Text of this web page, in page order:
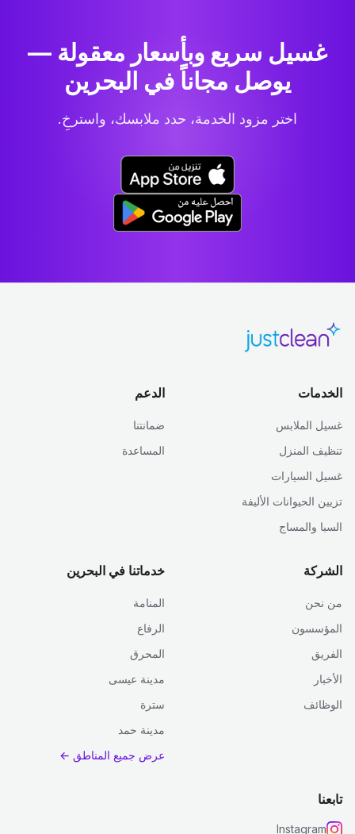
غسيل سريع وبأسعار معقولة —
يوصل مجاناً في البحرين
اختر مزود الخدمة، حدد ملابسك، واسترخِ.
الخدمات
غسيل الملابس
تنظيف المنزل
غسيل السيارات
تزيين الحيوانات الأليفة
السبا والمساج
الدعم
ضمانتنا
المساعدة
الشركة
من نحن
المؤسسون
الفريق
الأخبار
الوظائف
خدماتنا في البحرين
المنامة
الرفاع
المحرق
مدينة عيسى
سترة
مدينة حمد
عرض جميع المناطق ←
تابعنا
Instagram